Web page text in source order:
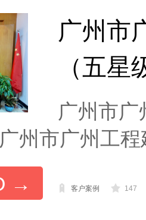
广州市
（五
广州市
州市广州工程
→
客户案例 147